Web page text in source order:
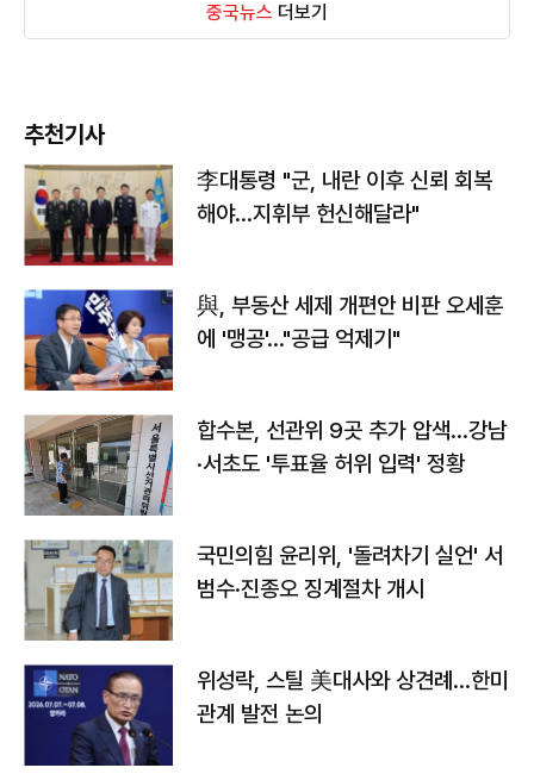
중국뉴스 더보기
추천기사
李대통령 "군, 내란 이후 신뢰 회복
해야…지휘부 헌신해달라"
與, 부동산 세제 개편안 비판 오세훈
에 '맹공'…"공급 억제기"
합수본, 선관위 9곳 추가 압색…강남
·서초도 '투표율 허위 입력' 정황
국민의힘 윤리위, '돌려차기 실언' 서
범수·진종오 징계절차 개시
위성락, 스틸 美대사와 상견례…한미
관계 발전 논의